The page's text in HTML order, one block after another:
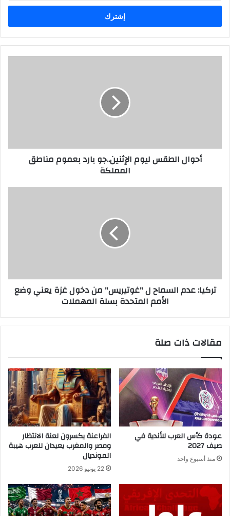
الإلكتروني
أحوال الطقس ليوم الإثنين..جو بارد بعموم مناطق
المملكة
تركيا: عدم السماح ل "غوتيريس" من دخول غزة يعني وضع
الأمم المتحدة بسلة المهملات
مقالات ذات صلة
عودة كأس العرب للأندية في
صيف 2027
منذ أسبوع واحد
الفراعنة يكسرون لعنة الانتظار
ومصر والمغرب يعيدان للعرب هيبة
المونديال
22 يونيو 2026